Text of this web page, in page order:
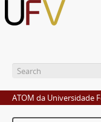
ATOM da Universidade